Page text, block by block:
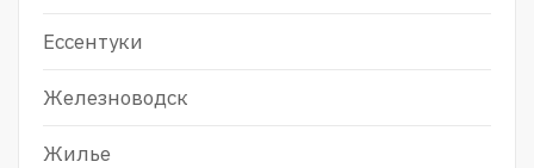
Ессентуки
Железноводск
Жилье